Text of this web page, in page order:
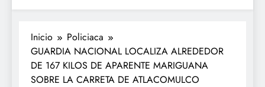
Inicio
Policiaca
GUARDIA NACIONAL LOCALIZA ALREDEDOR
DE 167 KILOS DE APARENTE MARIGUANA
SOBRE LA CARRETA DE ATLACOMULCO